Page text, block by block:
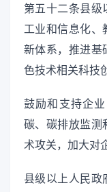
第五十二条县级
工业和信息化、
新体系，推进基
色技术相关科技
鼓励和支持企
碳、碳排放监测
术攻关，加大对
县级以上人民政